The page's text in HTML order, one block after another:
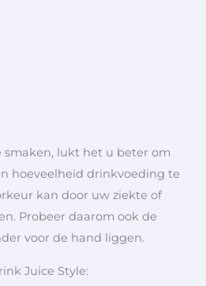
smaken, lukt het u beter om
hoeveelheid drinkvoeding te
kan door uw ziekte of
Probeer daarom ook de
voor de hand liggen.
Juice Style: